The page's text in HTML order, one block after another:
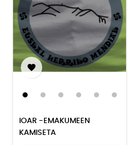

IOAR -EMAKUMEEN
KAMISETA